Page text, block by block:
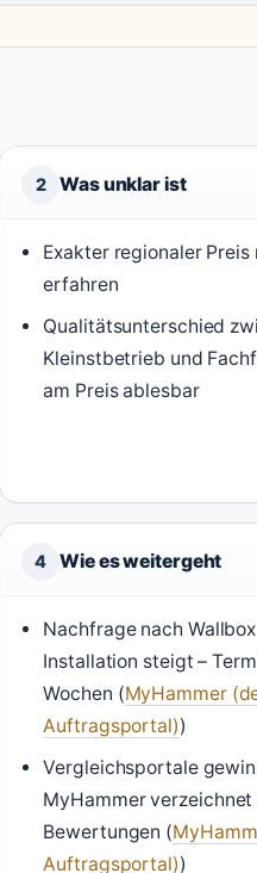
2 Was unklar ist
Exakter regionaler
erfahren
Qualitätsunterschied
Kleinstbetrieb und
am Preis ablesbar
4 Wie es weitergeht
Nachfrage nach
Installation steigt –
Wochen (MyHammer
Auftragsportal))
Vergleichsportale
MyHammer verzeichnet
Bewertungen (
Auftragsportal))